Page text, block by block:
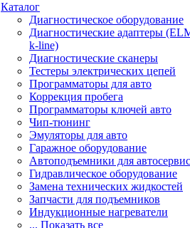
Каталог
Диагностическое оборудование
Диагностические адаптеры
k-line)
Диагностические сканеры
Тестеры электрических цепей
Программаторы для авто
Коррекция пробега
Программаторы ключей авто
Чип-тюнинг
Эмуляторы для авто
Гаражное оборудование
Автоподъемники для
Гидравлическое оборудование
Замена технических жидкостей
Запчасти для подъемников
Индукционные нагреватели
... Показать все